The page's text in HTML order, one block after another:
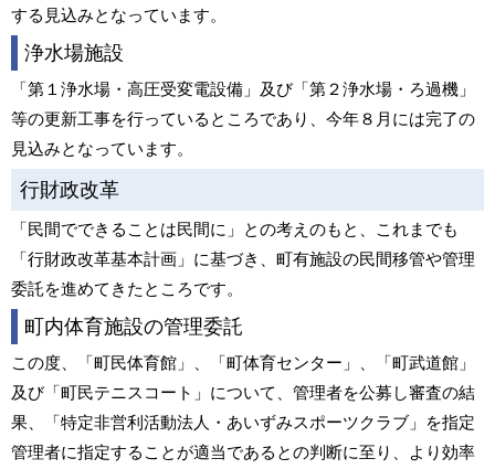
する見込みとなっています。
浄水場施設
「第１浄水場・高圧受変電設備」及び「第２浄水場・ろ過機」
等の更新工事を行っているところであり、今年８月には完了の
見込みとなっています。
行財政改革
「民間でできることは民間に」との考えのもと、これまでも
「行財政改革基本計画」に基づき、町有施設の民間移管や管理
委託を進めてきたところです。
町内体育施設の管理委託
この度、「町民体育館」、「町体育センター」、「町武道館」
及び「町民テニスコート」について、管理者を公募し審査の結
果、「特定非営利活動法人・あいずみスポーツクラブ」を指定
管理者に指定することが適当であるとの判断に至り、より効率